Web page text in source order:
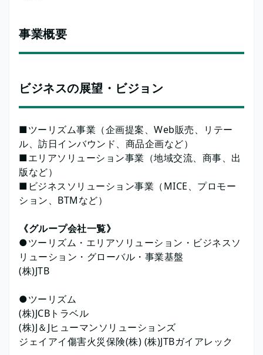
事業概要
ビジネスの展望・ビジョン
■ツーリズム事業（企画提案、Web販売、リテー
ル、訪日インバウンド、商品企画など）
■エリアソリューション事業（地域交流、商事、出
版など）
■ビジネスソリューション事業（MICE、プロモー
ション、BTMなど）
《グループ会社一覧》
●ツーリズム・エリアソリューション・ビジネスソ
リューション・グローバル・事業基盤
(株)JTB
●ツーリズム
(株)JCBトラベル
(株)J＆Jヒューマンソリューションズ
ジェイアイ傷害火災保険(株) (株)JTBガイアレック